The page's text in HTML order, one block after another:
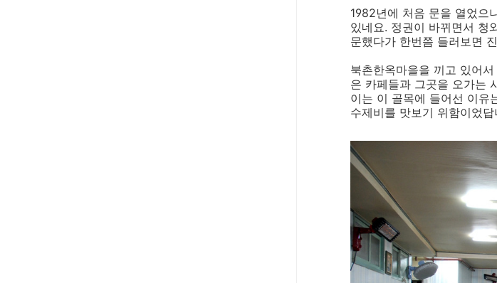
1982년에 처음 문을 열었으
있네요. 정권이 바뀌면서 청
문했다가 한번쯤 들러보면
북촌한옥마을을 끼고 있어
은 카페들과 그곳을 오가는
이는 이 골목에 들어선 이유
수제비를 맛보기 위함이었